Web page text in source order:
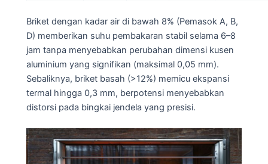
Briket dengan kadar air di bawah 8% (Pemasok A, B,
D) memberikan suhu pembakaran stabil selama 6–8
jam tanpa menyebabkan perubahan dimensi kusen
aluminium yang signifikan (maksimal 0,05 mm).
Sebaliknya, briket basah (>12%) memicu ekspansi
termal hingga 0,3 mm, berpotensi menyebabkan
distorsi pada bingkai jendela yang presisi.